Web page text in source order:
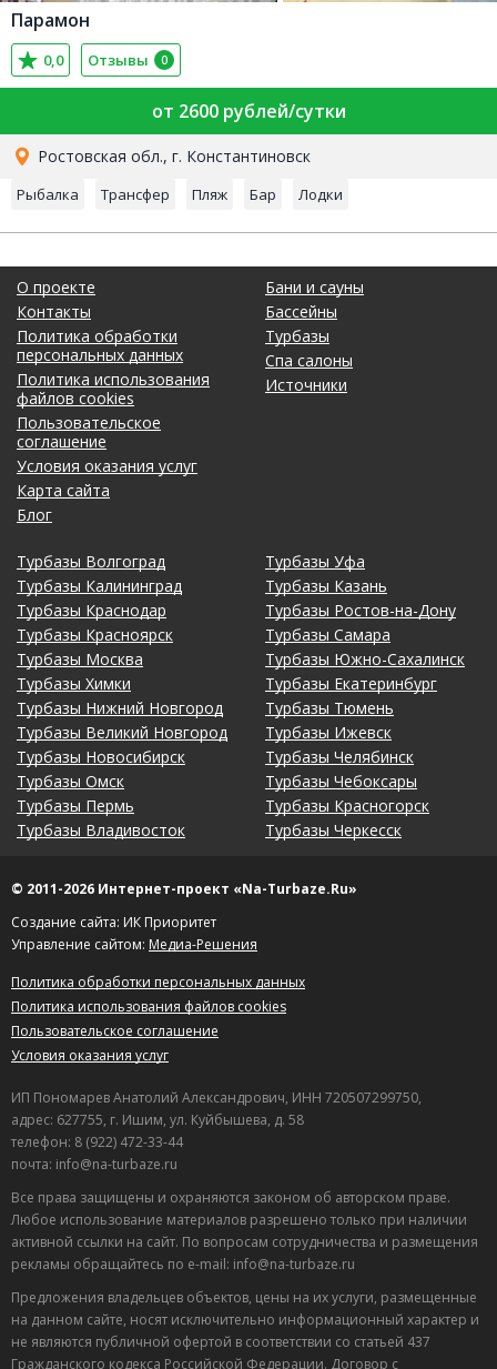
Парамон
0,0 Отзывы 0
от 2600 рублей/сутки
Ростовская обл., г. Константиновск
Рыбалка Трансфер Пляж Бар Лодки
О проекте
Контакты
Политика обработки
персональных данных
Политика использования
файлов cookies
Пользовательское
соглашение
Условия оказания услуг
Карта сайта
Блог
Бани и сауны
Бассейны
Турбазы
Спа салоны
Источники
Турбазы Волгоград
Турбазы Калининград
Турбазы Краснодар
Турбазы Красноярск
Турбазы Москва
Турбазы Химки
Турбазы Нижний Новгород
Турбазы Великий Новгород
Турбазы Новосибирск
Турбазы Омск
Турбазы Пермь
Турбазы Владивосток
Турбазы Уфа
Турбазы Казань
Турбазы Ростов-на-Дону
Турбазы Самара
Турбазы Южно-Сахалинск
Турбазы Екатеринбург
Турбазы Тюмень
Турбазы Ижевск
Турбазы Челябинск
Турбазы Чебоксары
Турбазы Красногорск
Турбазы Черкесск
© 2011-2026 Интернет-проект «Na-Turbaze.Ru»
Создание сайта: ИК Приоритет
Управление сайтом: Медиа-Решения
Политика обработки персональных данных
Политика использования файлов cookies
Пользовательское соглашение
Условия оказания услуг
ИП Пономарев Анатолий Александрович, ИНН 720507299750,
адрес: 627755, г. Ишим, ул. Куйбышева, д. 58
телефон: 8 (922) 472-33-44
почта: info@na-turbaze.ru
Все права защищены и охраняются законом об авторском праве.
Любое использование материалов разрешено только при наличии
активной ссылки на сайт. По вопросам сотрудничества и размещения
рекламы обращайтесь по e-mail: info@na-turbaze.ru
Предложения владельцев объектов, цены на их услуги, размещенные
на данном сайте, носят исключительно информационный характер и
не являются публичной офертой в соответствии со статьей 437
Гражданского кодекса Российской Федерации. Договор с